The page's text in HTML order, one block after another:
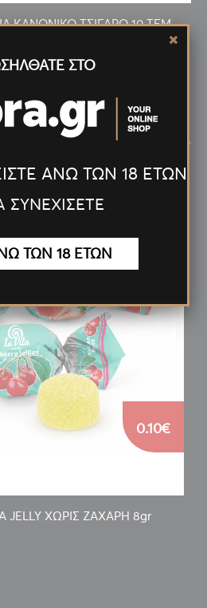
ΚΑΝΟΝΙΚΟ ΤΣΙΓΑΡΟ 10 ΤΕΜ
JELLY ΧΩΡΙΣ ΖΑΧΑΡΗ 8gr
0.10€
>
ΣΤΟ
ΑΝΩ ΤΩΝ 18 ΕΤΩΝ
ΣΥΝΕΧΙΣΕΤΕ
ΤΩΝ 18 ΕΤΩΝ